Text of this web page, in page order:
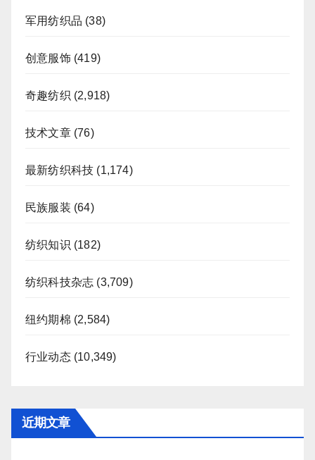
军用纺织品 (38)
创意服饰(419)
奇趣纺织 (2,918)
技术文章(76)
最新纺织科技 (1,174)
民族服装 (64)
纺织知识 (182)
纺织科技杂志 (3,709)
纽约期棉 (2,584)
行业动态(10,349)
近期文章